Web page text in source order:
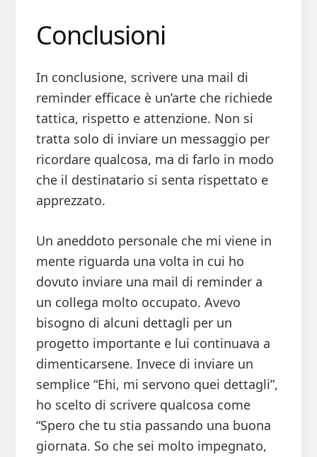
Conclusioni
In conclusione, scrivere una mail di
reminder efficace è un’arte che richiede
tattica, rispetto e attenzione. Non si
tratta solo di inviare un messaggio per
ricordare qualcosa, ma di farlo in modo
che il destinatario si senta rispettato e
apprezzato.
Un aneddoto personale che mi viene in
mente riguarda una volta in cui ho
dovuto inviare una mail di reminder a
un collega molto occupato. Avevo
bisogno di alcuni dettagli per un
progetto importante e lui continuava a
dimenticarsene. Invece di inviare un
semplice “Ehi, mi servono quei dettagli”,
ho scelto di scrivere qualcosa come
“Spero che tu stia passando una buona
giornata. So che sei molto impegnato,